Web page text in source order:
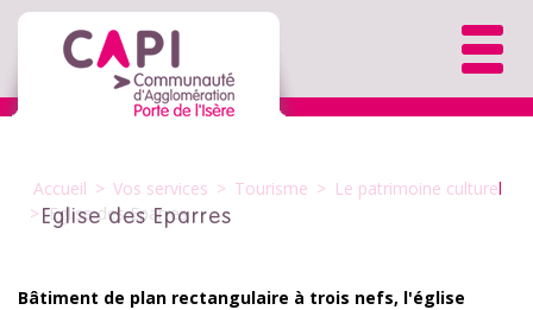
Accueil > Vos services > Tourisme > Le patrimoine culturel
>Eglise des Eparres
Eglise des Eparres
Bâtiment de plan rectangulaire à trois nefs, l'église